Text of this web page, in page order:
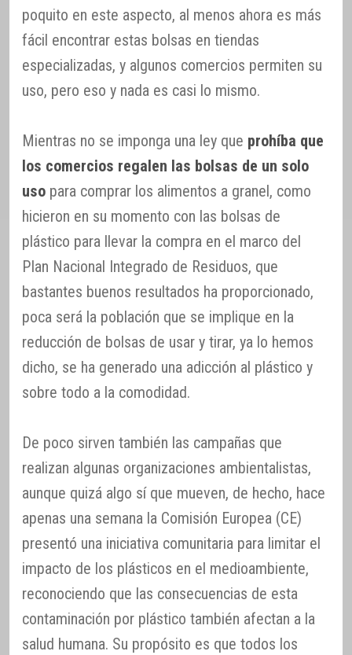
poquito en este aspecto, al menos ahora es más
fácil encontrar estas bolsas en tiendas
especializadas, y algunos comercios permiten su
uso, pero eso y nada es casi lo mismo.
Mientras no se imponga una ley que prohíba que
los comercios regalen las bolsas de un solo
uso para comprar los alimentos a granel, como
hicieron en su momento con las bolsas de
plástico para llevar la compra en el marco del
Plan Nacional Integrado de Residuos, que
bastantes buenos resultados ha proporcionado,
poca será la población que se implique en la
reducción de bolsas de usar y tirar, ya lo hemos
dicho, se ha generado una adicción al plástico y
sobre todo a la comodidad.
De poco sirven también las campañas que
realizan algunas organizaciones ambientalistas,
aunque quizá algo sí que mueven, de hecho, hace
apenas una semana la Comisión Europea (CE)
presentó una iniciativa comunitaria para limitar el
impacto de los plásticos en el medioambiente,
reconociendo que las consecuencias de esta
contaminación por plástico también afectan a la
salud humana. Su propósito es que todos los